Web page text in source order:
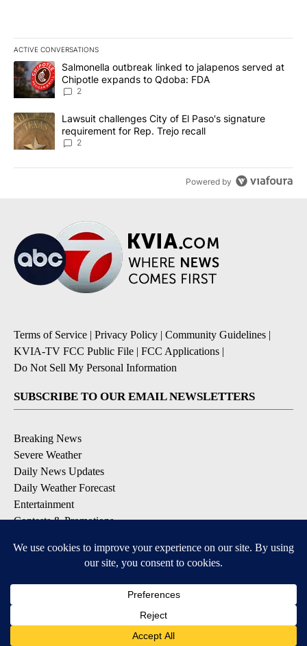
ACTIVE CONVERSATIONS
The following is a list of the most commented articles in the last
A trending article titled "Salmonella outbreak linked to
Salmonella outbreak linked to jalapenos served at
Chipotle expands to Qdoba: FDA
2
A trending article titled "Lawsuit challenges City of El Paso's
Lawsuit challenges City of El Paso's signature
requirement for Rep. Trejo recall
2
Powered by
Terms of Service | Privacy Policy | Community Guidelines |
KVIA-TV FCC Public File | FCC Applications |
Do Not Sell My Personal Information
SUBSCRIBE TO OUR EMAIL NEWSLETTERS
Breaking News
Severe Weather
Daily News Updates
Daily Weather Forecast
Entertainment
Contests & Promotions
DOWNLOAD OUR APPS
Available for iOS and Android